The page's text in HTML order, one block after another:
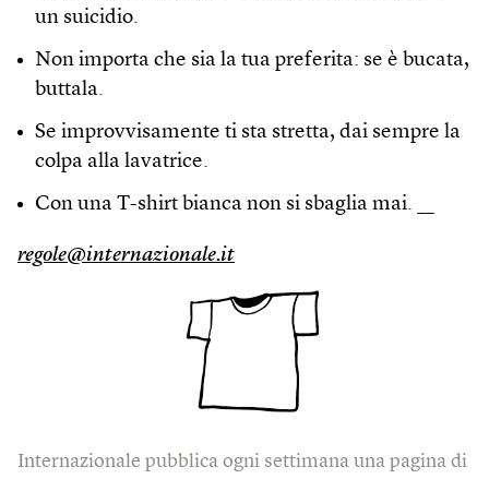
un suicidio.
Non importa che sia la tua preferita: se è bucata,
buttala.
Se improvvisamente ti sta stretta, dai sempre la
colpa alla lavatrice.
Con una T-shirt bianca non si sbaglia mai. __
regole@internazionale.it
Internazionale pubblica ogni settimana una pagina di